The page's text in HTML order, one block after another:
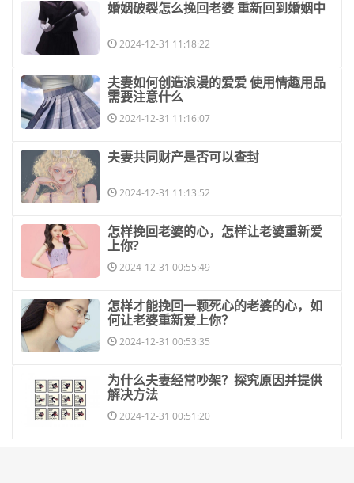
​婚姻破裂怎么挽回老婆 重新回到婚姻中
2024-12-31 11:18:22
​夫妻如何创造浪漫的爱爱 使用情趣用品
需要注意什么
2024-12-31 11:16:07
​夫妻共同财产是否可以查封
2024-12-31 11:13:52
​怎样挽回老婆的心，怎样让老婆重新爱
上你?
2024-12-31 00:55:49
​怎样才能挽回一颗死心的老婆的心，如
何让老婆重新爱上你？
2024-12-31 00:53:35
​为什么夫妻经常吵架？探究原因并提供
解决方法
2024-12-31 00:51:20